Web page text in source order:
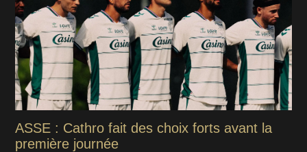
ASSE : Cathro fait des choix forts avant la
première journée